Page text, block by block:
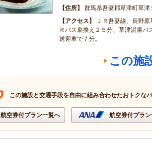
住所
群馬県吾妻郡草津町草津
アクセス
ＪＲ吾妻線、長野
Ｒバス乗換え２５分、草津温泉バ
送迎車で７分。
この施
この施設と交通手段を自由に組み合わせたおトクな
航空券付プラン一覧へ 航空券付プラ